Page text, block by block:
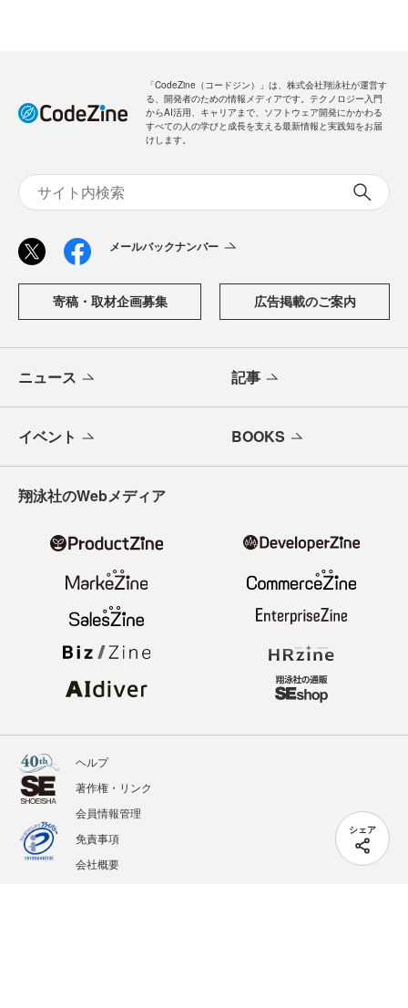
シェア
「CodeZine（コードジン）」は、株式会社翔泳社が運営す
る、開発者のための情報メディアです。テクノロジー入門
からAI活用、キャリアまで、ソフトウェア開発にかかわる
すべての人の学びと成長を支える最新情報と実践知をお届
けします。
メールバックナンバー
寄稿・取材企画募集 広告掲載のご案内
ニュース 記事
イベント BOOKS
翔泳社のWebメディア
ヘルプ
著作権・リンク
会員情報管理
免責事項
会社概要